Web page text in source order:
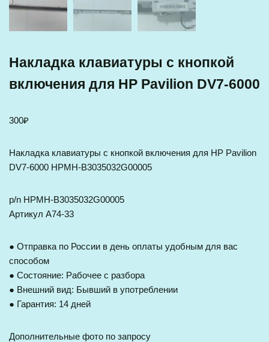
Накладка клавиатуры с кнопкой
включения для HP Pavilion DV7-6000
300₽
Накладка клавиатуры с кнопкой включения для HP Pavilion
DV7-6000 HPMH-B3035032G00005
p/n HPMH-B3035032G00005
Артикул A74-33
● Отправка по России в день оплаты удобным для вас
способом
● Состояние: Рабочее с разбора
● Внешний вид: Бывший в употреблении
● Гарантия: 14 дней
Дополнительные фото по запросу